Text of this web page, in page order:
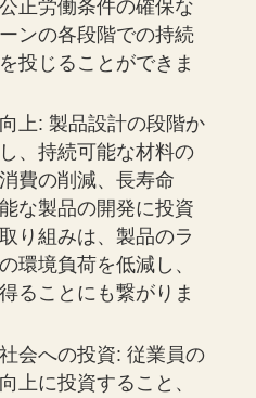
正労働条件の確保な
ンの各段階での持続
投じることができま
上: 製品設計の段階か
、持続可能な材料の
費の削減、長寿命
な製品の開発に投資
り組みは、製品のラ
環境負荷を低減し、
ることにも繋がりま
会への投資: 従業員の
上に投資すること、